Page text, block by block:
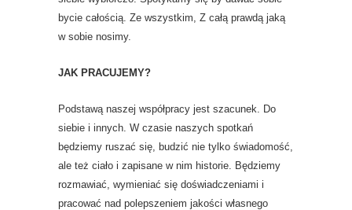
bycie całością. Ze wszystkim, Z całą prawdą jaką
w sobie nosimy.
JAK PRACUJEMY?
Podstawą naszej współpracy jest szacunek. Do
siebie i innych. W czasie naszych spotkań
będziemy ruszać się, budzić nie tylko świadomość,
ale też ciało i zapisane w nim historie. Będziemy
rozmawiać, wymieniać się doświadczeniami i
pracować nad polepszeniem jakości własnego